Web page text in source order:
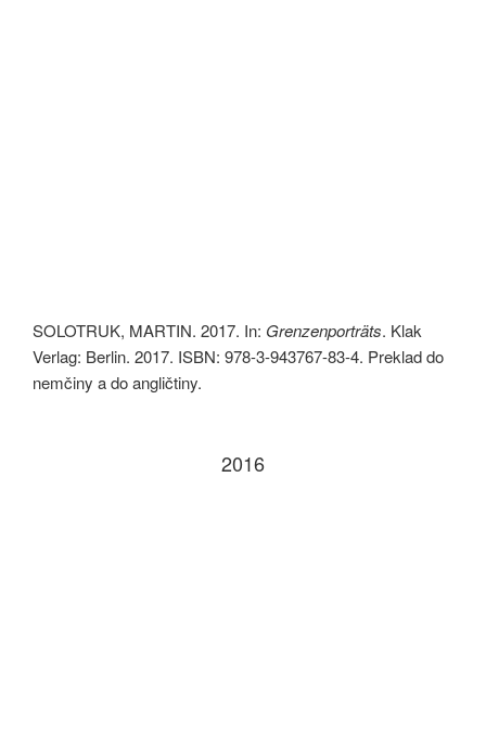
SOLOTRUK, MARTIN. 2017. In: Grenzenporträts. Klak
Verlag: Berlin. 2017. ISBN: 978-3-943767-83-4. Preklad do
nemčiny a do angličtiny.
2016